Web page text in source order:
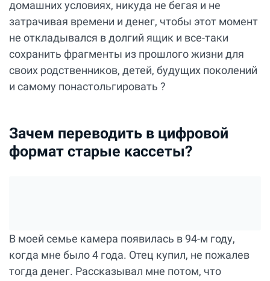
домашних условиях, никуда не бегая и не
затрачивая времени и денег, чтобы этот момент
не откладывался в долгий ящик и все-таки
сохранить фрагменты из прошлого жизни для
своих родственников, детей, будущих поколений
и самому понастольгировать ?
Зачем переводить в цифровой
формат старые кассеты?
В моей семье камера появилась в 94-м году,
когда мне было 4 года. Отец купил, не пожалев
тогда денег. Рассказывал мне потом, что